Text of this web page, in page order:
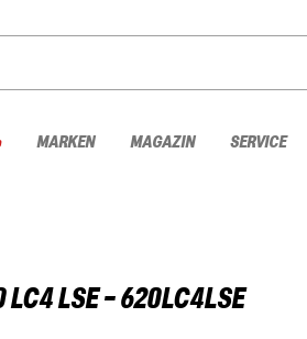
MARKEN MAGAZIN SERVICE
LC4 LSE - 620LC4LSE